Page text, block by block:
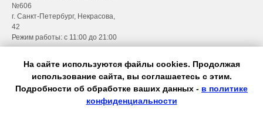
№606
г. Санкт-Петербург, Некрасова,
42
Режим работы: с 11:00 до 21:00
На сайте используются файлы cookies. Продолжая
использование сайта, вы соглашаетесь с этим.
Подробности об обработке ваших данных - в политике
конфиденциальности